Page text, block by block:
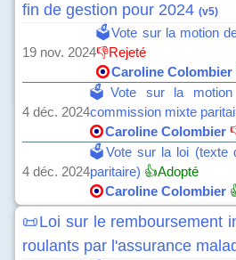
fin de gestion pour 2024 (v5)
19 nov. 2024
🗳️Vote sur la motion
👎Rejeté
Caroline Colombier
4 déc. 2024
🗳️Vote sur la
commission mixte
Caroline Colombier
4 déc. 2024
🗳️Vote sur la loi (texte
paritaire) 👍Adopté
Caroline Colombier
📜Loi sur le remboursement
roulants par l'assurance